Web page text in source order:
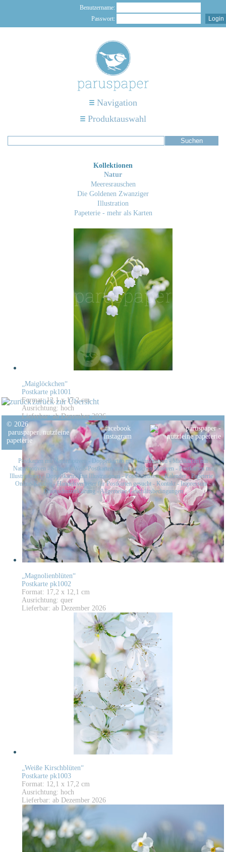
Benutzername:
Passwort:
Navigation
Produktauswahl
Kollektionen
Natur
Meeresrauschen
Die Goldenen Zwanziger
Illustration
Papeterie - mehr als Karten
„Maiglöckchen“
Postkarte pk1001
Format: 12,1 x 17,2 cm
Ausrichtung: hoch
Lieferbar: ab Dezember 2026
„Magnolienblüten“
Postkarte pk1002
Format: 17,2 x 12,1 cm
Ausrichtung: quer
Lieferbar: ab Dezember 2026
„Weiße Kirschblüten“
Postkarte pk1003
Format: 12,1 x 17,2 cm
Ausrichtung: hoch
Lieferbar: ab Dezember 2026
zurück zur Übersicht
© 2026
paruspaper. nutzfeine
papeterie
facebook
instagram
Postkarten mit Naturmotiven - Doppelkarten mit Naturmotiven- Midikarten mit
Naturmotiven - Schwarz-Weiß-Postkarten mit historischen Motiven- Postkarten mit
Illustrationen - Doppelkarten mit Illustrationen-Postkartensets-Kalender-Papeterie -
Online-Katalog-Handelsvertreter für Postkarten gesucht - Kontakt-Impressum-
Datenschutzerklärung - Allgemeine Geschäftsbedingungen